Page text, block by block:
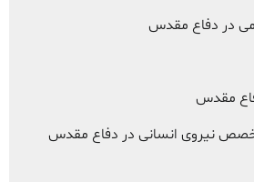
در دفاع مقدس
مقدس
نیروی انسانی در دفاع مقدس